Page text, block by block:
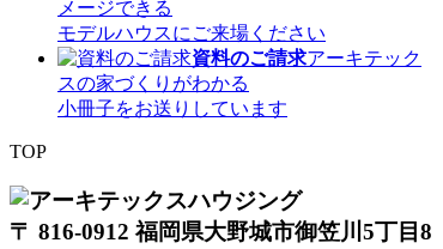
メージできる
モデルハウスにご来場ください
資料のご請求アーキテック
スの家づくりがわかる
小冊子をお送りしています
TOP
〒 816-0912 福岡県大野城市御笠川5丁目8